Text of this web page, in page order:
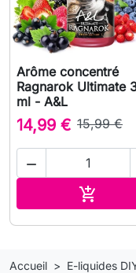
Arôme concentré
Ragnarok Ultimate
ml - A&L
14,99 € 15,99 €


Accueil E-liquides